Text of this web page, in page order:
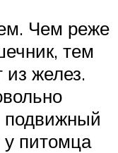
Чем реже
тем
из желез.
подвижный
питомца